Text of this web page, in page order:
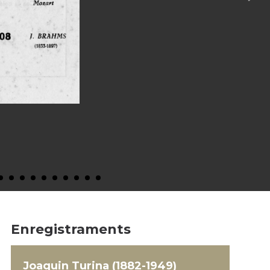
Enregistraments
Joaquin Turina (1882-1949)